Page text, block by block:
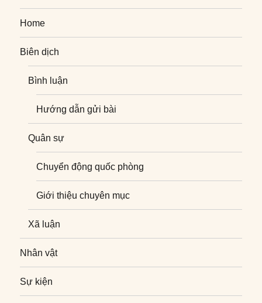
Home
Biên dịch
Bình luận
Hướng dẫn gửi bài
Quân sự
Chuyển động quốc phòng
Giới thiệu chuyên mục
Xã luận
Nhân vật
Sự kiện